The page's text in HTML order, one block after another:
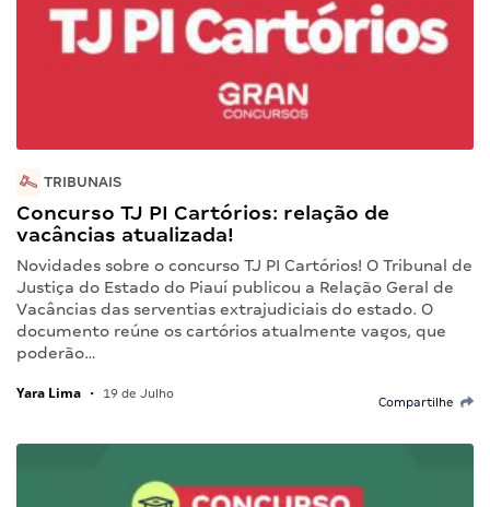
TRIBUNAIS
Concurso TJ PI Cartórios: relação de
vacâncias atualizada!
Novidades sobre o concurso TJ PI Cartórios! O Tribunal de
Justiça do Estado do Piauí publicou a Relação Geral de
Vacâncias das serventias extrajudiciais do estado. O
documento reúne os cartórios atualmente vagos, que
poderão…
Yara Lima • 19 de Julho
Compartilhe